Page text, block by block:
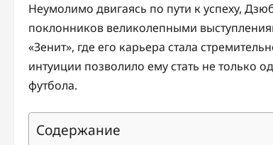
Неумолимо двигаясь по пути к успеху,
поклонников великолепными
«Зенит», где его карьера стала
интуиции позволило ему стать не
футбола.
Содержание